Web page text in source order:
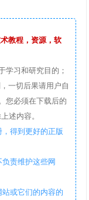
教程，资源，软
学习和研究目的；
一切后果请用户自
您必须在下载后的
述内容。
得到更好的正版
责维护这些网
或它们的内容的